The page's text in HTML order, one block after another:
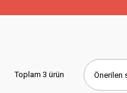
Toplam 3 ürün